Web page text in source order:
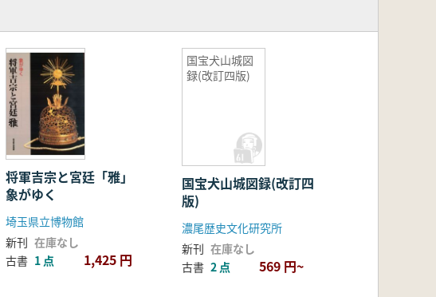
将軍吉宗と宮廷「雅」
象がゆく
埼玉県立博物館
新刊 在庫なし
古書 1 点 1,425 円
国宝犬山城図
録(改訂四版)
国宝犬山城図録(改訂四
版)
濃尾歴史文化研究所
新刊 在庫なし
古書 2 点 569 円~